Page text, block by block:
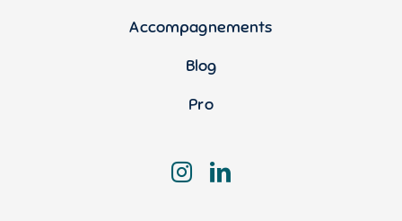
Accompagnements
Blog
Pro